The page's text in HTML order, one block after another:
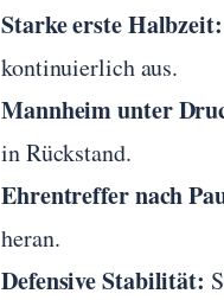
Starke erste Halbzeit:
kontinuierlich aus.
Mannheim unter
in Rückstand.
Ehrentreffer nach
heran.
Defensive Stabilität: